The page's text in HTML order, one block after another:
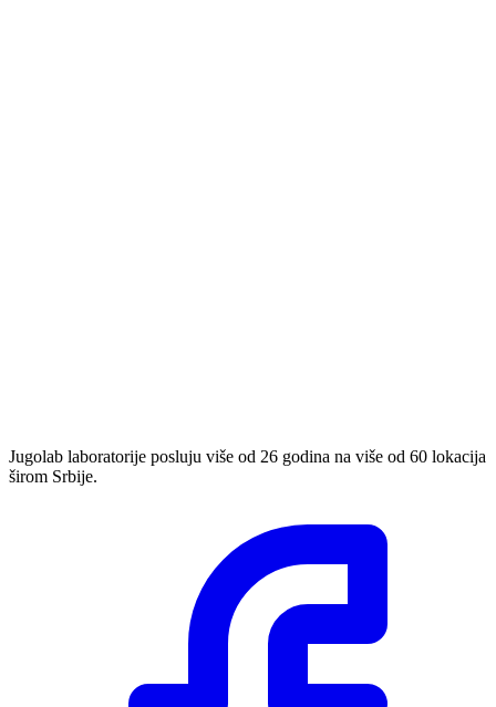
Jugolab laboratorije posluju više od 26 godina na više od 60 lokacija
širom Srbije.